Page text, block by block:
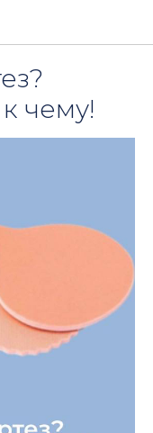
чему!